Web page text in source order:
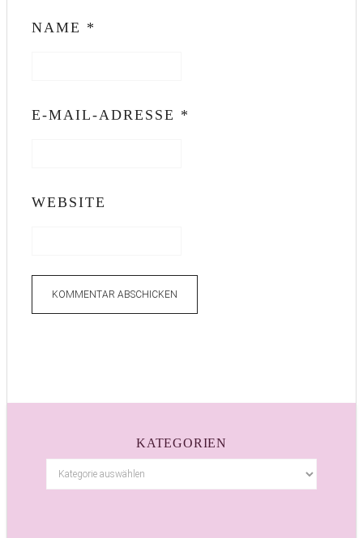
NAME *
E-MAIL-ADRESSE *
WEBSITE
KATEGORIEN